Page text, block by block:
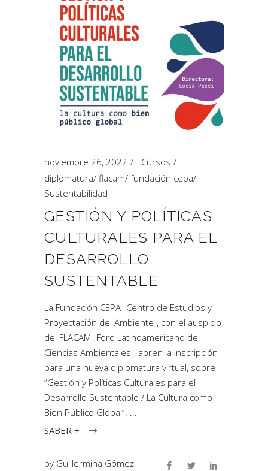
noviembre 26, 2022
Cursos
diplomatura/ flacam/ fundación cepa/
Sustentabilidad
GESTIÓN Y POLÍTICAS
CULTURALES PARA EL
DESARROLLO
SUSTENTABLE
La Fundación CEPA -Centro de Estudios y
Proyectación del Ambiente-, con el auspicio
del FLACAM -Foro Latinoamericano de
Ciencias Ambientales-, abren la inscripción
para una nueva diplomatura virtual, sobre
“Gestión y Políticas Culturales para el
Desarrollo Sustentable / La Cultura como
Bien Público Global”.
SABER +
by Guillermina Gómez